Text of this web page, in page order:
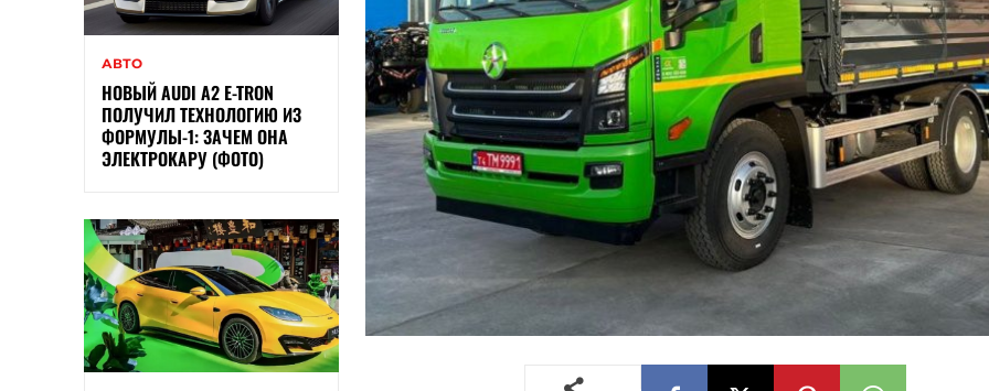
АВТО
НОВЫЙ AUDI A2 E-TRON
ПОЛУЧИЛ ТЕХНОЛОГИЮ ИЗ
ФОРМУЛЫ-1: ЗАЧЕМ ОНА
ЭЛЕКТРОКАРУ (ФОТО)